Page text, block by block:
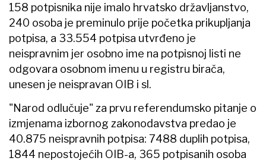
158 potpisnika nije imalo hrvatsko državljanstvo,
240 osoba je preminulo prije početka prikupljanja
potpisa, a 33.554 potpisa utvrđeno je
neispravnim jer osobno ime na potpisnoj listi ne
odgovara osobnom imenu u registru birača,
unesen je neispravan OIB i sl.
"Narod odlučuje" za prvu referendumsko pitanje o
izmjenama izbornog zakonodavstva predao je
40.875 neispravnih potpisa: 7488 duplih potpisa,
1844 nepostojećih OIB-a, 365 potpisanih osoba